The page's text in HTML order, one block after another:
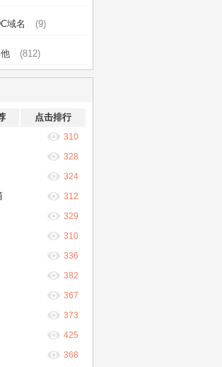
域名 (9)
(812)
点击排行
310
328
324
312
329
310
336
382
367
373
425
368